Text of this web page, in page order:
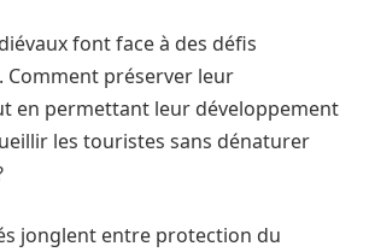
font face à des défis
Comment préserver leur
en permettant leur développement
les touristes sans dénaturer
jonglent entre protection du